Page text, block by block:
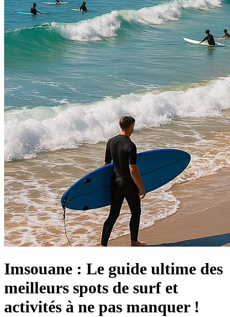
Imsouane : Le guide ultime des
meilleurs spots de surf et
activités à ne pas manquer !